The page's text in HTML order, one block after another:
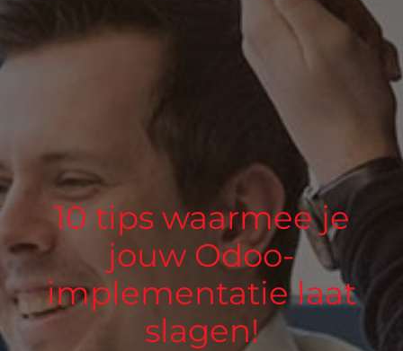
10 tips waarmee je
jouw Odoo-
implementatie laat
slagen!